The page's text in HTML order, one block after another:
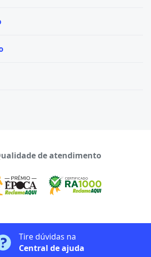
de atendimento
Tire dúvidas na
Central de ajuda